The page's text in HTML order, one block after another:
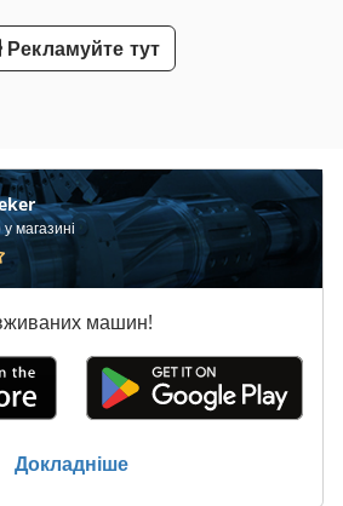
Рекламуйте тут
магазині
машин!
Докладніше